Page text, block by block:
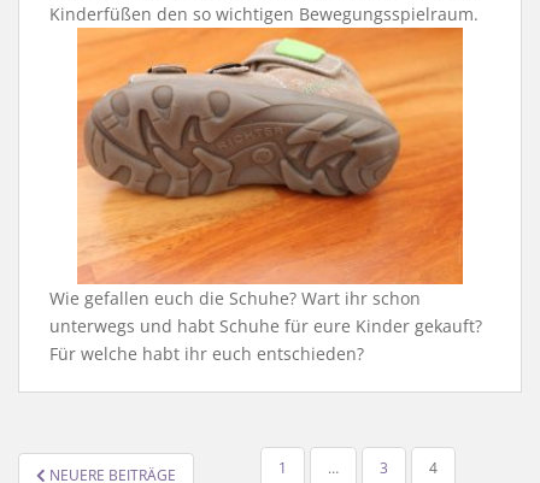
Kinderfüßen den so wichtigen Bewegungsspielraum.
Wie gefallen euch die Schuhe? Wart ihr schon
unterwegs und habt Schuhe für eure Kinder gekauft?
Für welche habt ihr euch entschieden?
SEITENNUMMERIERUNG
NEUERE BEITRÄGE 1 … 3 4